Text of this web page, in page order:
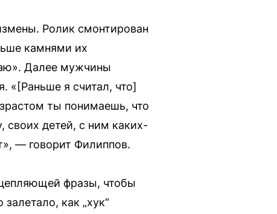
Ролик смонтирован
камнями их
Далее мужчины
«[Раньше я считал, что]
ты понимаешь, что
детей, с ним каких-
— говорит Филиппов.
фразы, чтобы
как „хук“